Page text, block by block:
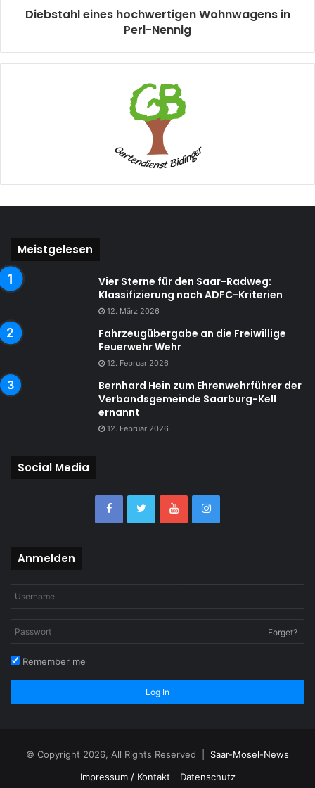
Diebstahl eines hochwertigen Wohnwagens in
Perl-Nennig
Meistgelesen
Vier Sterne für den Saar-Radweg:
Klassifizierung nach ADFC-Kriterien
12. März 2026
Fahrzeugübergabe an die Freiwillige
Feuerwehr Wehr
12. Februar 2026
Bernhard Hein zum Ehrenwehrführer der
Verbandsgemeinde Saarburg-Kell
ernannt
12. Februar 2026
Social Media
Anmelden
Forget?
Remember me
Log In
© Copyright 2026, All Rights Reserved | Saar-Mosel-News
Impressum / Kontakt
Datenschutz